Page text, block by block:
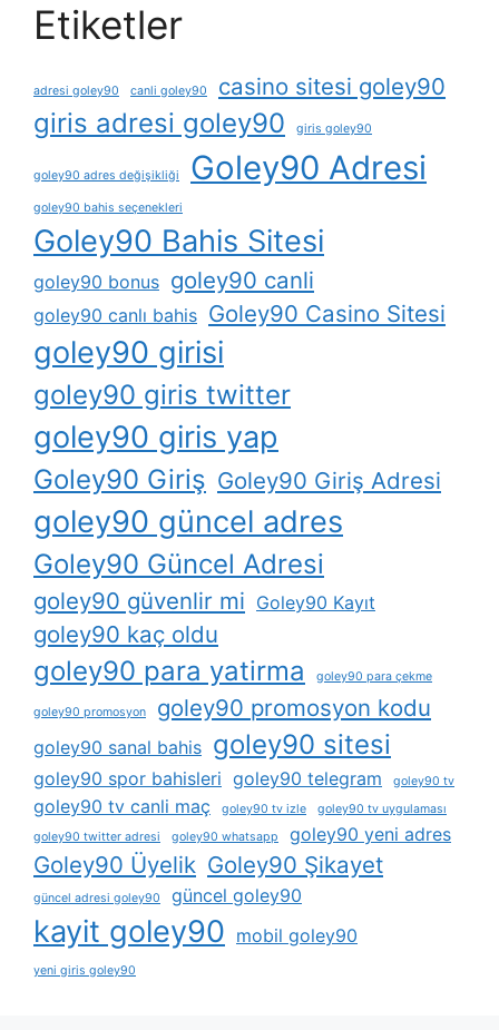
Etiketler
adresi goley90 canli goley90 casino sitesi goley90
giris adresi goley90 giris goley90
goley90 adres değişikliği Goley90 Adresi
goley90 bahis seçenekleri
Goley90 Bahis Sitesi
goley90 bonus goley90 canli
goley90 canlı bahis Goley90 Casino Sitesi
goley90 girisi
goley90 giris twitter
goley90 giris yap
Goley90 Giriş Goley90 Giriş Adresi
goley90 güncel adres
Goley90 Güncel Adresi
goley90 güvenlir mi Goley90 Kayıt
goley90 kaç oldu
goley90 para yatirma goley90 para çekme
goley90 promosyon goley90 promosyon kodu
goley90 sanal bahis goley90 sitesi
goley90 spor bahisleri goley90 telegram goley90 tv
goley90 tv canli maç goley90 tv izle
goley90 tv uygulaması
goley90 twitter adresi
goley90 whatsapp goley90 yeni adres
Goley90 Üyelik Goley90 Şikayet
güncel adresi goley90 güncel goley90
kayit goley90 mobil goley90
yeni giris goley90